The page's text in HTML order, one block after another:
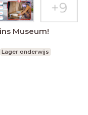
Museum!
Lager onderwijs